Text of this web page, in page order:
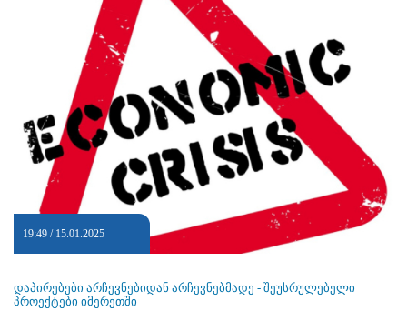
19:49 / 15.01.2025
დაპირებები არჩევნებიდან არჩევნებმადე - შეუსრულებელი
პროექტები იმერეთში